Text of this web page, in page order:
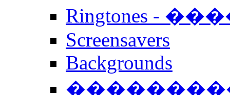
Ringtones -
Screensavers
Backgrounds